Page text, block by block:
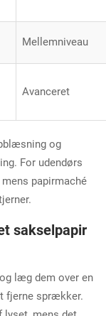
Mellemniveau
Avanceret
og
For udendørs
papirmaché
sakselpapir
læg dem over en
fjerne sprækker.